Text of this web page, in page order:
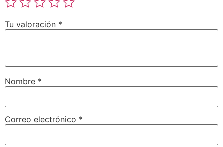
Tu valoración *
Nombre *
Correo electrónico *